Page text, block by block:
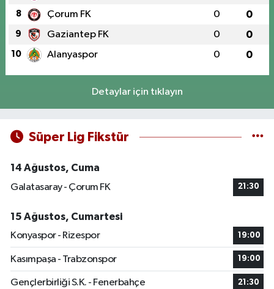
8 Çorum FK 0 0
9 Gaziantep FK 0 0
10 Alanyaspor 0 0
Detaylar için tıklayın
Süper Lig Fikstür
14 Ağustos, Cuma
Galatasaray - Çorum FK
21:30
15 Ağustos, Cumartesi
Konyaspor - Rizespor
19:00
Kasımpaşa - Trabzonspor 19:00
Gençlerbirliği S.K. - Fenerbahçe 21:30